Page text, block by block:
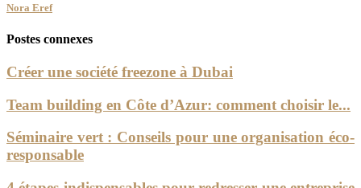
Nora Eref
Postes connexes
Créer une société freezone à Dubai
Team building en Côte d’Azur: comment choisir le...
Séminaire vert : Conseils pour une organisation éco-
responsable